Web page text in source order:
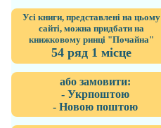
Усі книги, представлені на цьому
сайті, можна придбати на
книжковому ринці "Почайна"
54 ряд 1 місце
або замовити:
- Укрпоштою
- Новою поштою